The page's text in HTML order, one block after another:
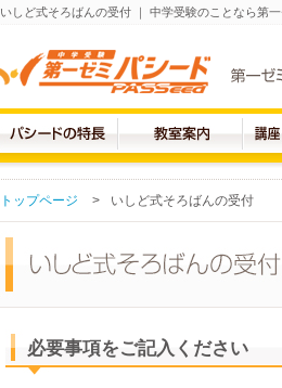
いしど式そろばんの受付 ｜ 中学受験のことなら第
トップページ > いしど式そろばんの受付
必要事項をご記入ください